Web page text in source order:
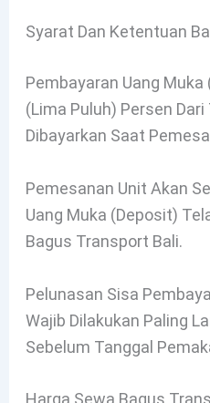
Syarat Dan Ketentuan
Pembayaran Uang
(lima Puluh) Persen Dari
Dibayarkan Saat
Pemesanan Unit Akan
Uang Muka (deposit)
Bagus Transport Bali.
Pelunasan Sisa
Wajib Dilakukan Paling
Sebelum Tanggal
Harga Sewa Bagus